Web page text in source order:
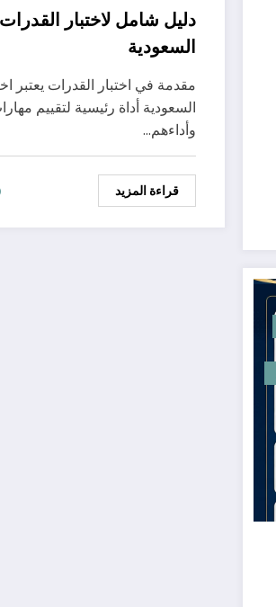
دليل شامل لاختبار
السعودية
مقدمة في اختبار القدرات يعتبر
السعودية أداة رئيسية لتقييم
وأداءهم…
قراءة المزيد